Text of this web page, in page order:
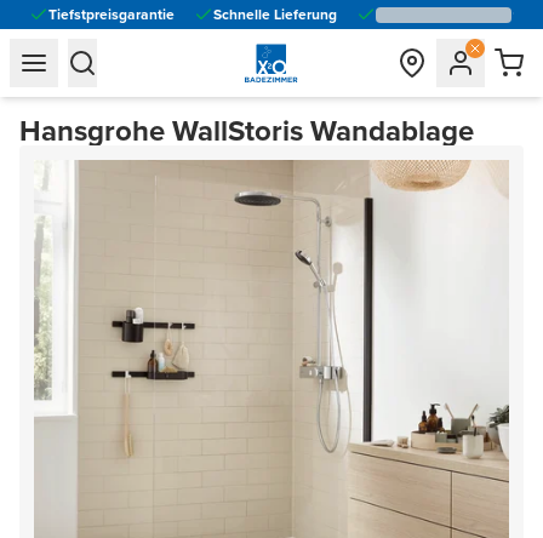
Tiefstpreisgarantie Schnelle Lieferung
general.navigation.toggle_menu.label
general.navigation.toggle_menu.label
Hansgrohe WallStoris Wandablage